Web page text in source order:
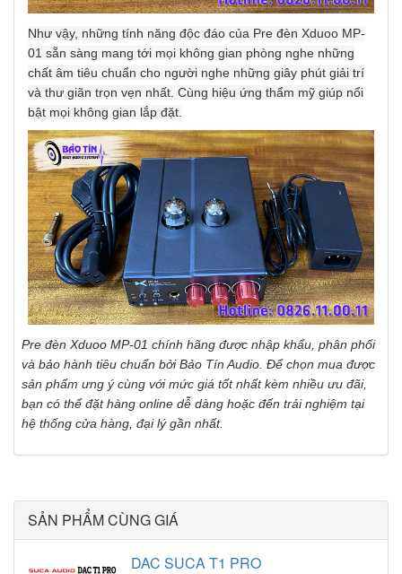
Như vậy, những tính năng độc đáo của Pre đèn Xduoo MP-
01 sẵn sàng mang tới mọi không gian phòng nghe những
chất âm tiêu chuẩn cho người nghe những giây phút giải trí
và thư giãn trọn vẹn nhất. Cùng hiệu ứng thẩm mỹ giúp nổi
bật mọi không gian lắp đặt.
Pre đèn Xduoo MP-01 chính hãng được nhập khẩu, phân phối
và bảo hành tiêu chuẩn bởi Bảo Tín Audio. Để chọn mua được
sản phẩm ưng ý cùng với mức giá tốt nhất kèm nhiều ưu đãi,
bạn có thể đặt hàng online dễ dàng hoặc đến trải nghiệm tại
hệ thống cửa hàng, đại lý gần nhất.
SẢN PHẨM CÙNG GIÁ
DAC SUCA T1 PRO